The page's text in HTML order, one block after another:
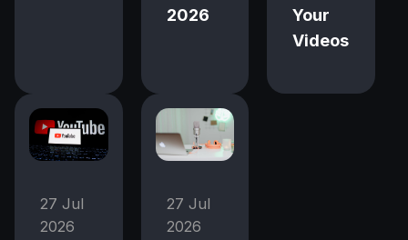
2026
Your
Videos
27 Jul
2026
27 Jul
2026